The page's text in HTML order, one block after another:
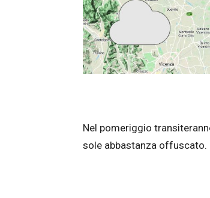
Nel pomeriggio
sole abbastanza offuscato.